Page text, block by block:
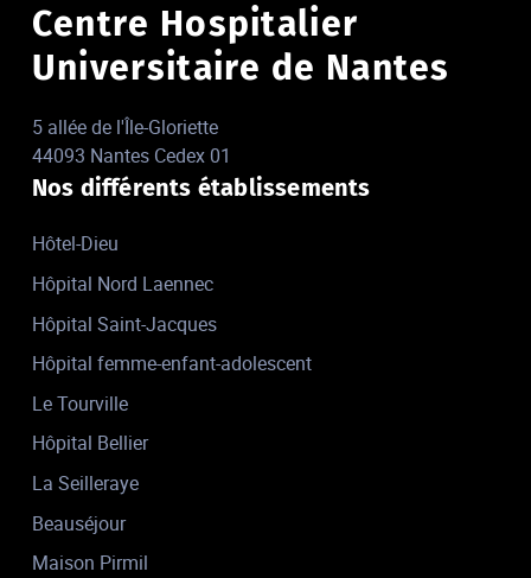
Centre Hospitalier
Universitaire de Nantes
5 allée de l'Île-Gloriette
44093 Nantes Cedex 01
Nos différents établissements
Hôtel-Dieu
Hôpital Nord Laennec
Hôpital Saint-Jacques
Hôpital femme-enfant-adolescent
Le Tourville
Hôpital Bellier
La Seilleraye
Beauséjour
Maison Pirmil